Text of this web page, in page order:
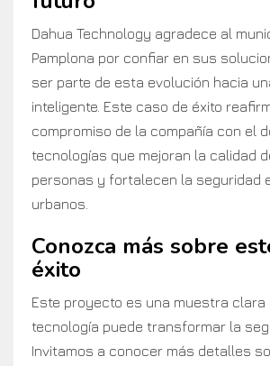
Dahua Technology agradece al
Pamplona por confiar en sus
ser parte de esta evolución hacia
inteligente. Este caso de éxito
compromiso de la compañía con el
tecnologías que mejoran la calidad
personas y fortalecen la seguridad
urbanos.
Conozca más sobre
éxito
Este proyecto es una muestra clara
tecnología puede transformar la
Invitamos a conocer más detalles